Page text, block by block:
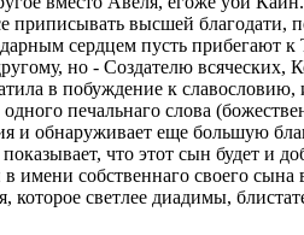
высшей благодати,
сердцем пусть прибегают
но - Создателю всяческих,
в побуждение к
печальнаго слова
и обнаруживает еще большую
что этот сын будет и
имени собственнаго своего
светлее диадимы,